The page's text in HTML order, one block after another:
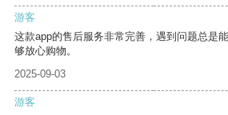
游客
这款app的售后服务非常完善，遇到问题总是
够放心购物。
2025-09-03
游客